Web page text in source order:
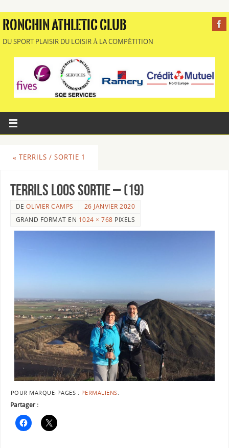
RONCHIN ATHLETIC CLUB
DU SPORT PLAISIR DU LOISIR À LA COMPÉTITION
« TERRILS / SORTIE 1
Terrils Loos Sortie – (19)
DEOLIVIER CAMPS
26 JANVIER 2020
GRAND FORMAT EN 1024 × 768 PIXELS
POUR MARQUE-PAGES : PERMALIENS.
Partager :